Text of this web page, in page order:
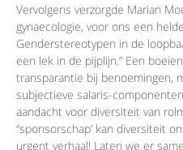
Vervolgens verzorgde Marian
gynaecologie, voor ons een
Genderstereotypen in de
een lek in de pijplijn.” Een
transparantie bij benoemingen,
subjectieve salaris-
aandacht voor diversiteit van
“sponsorschap’ kan diversiteit
urgent verhaal! Laten we er